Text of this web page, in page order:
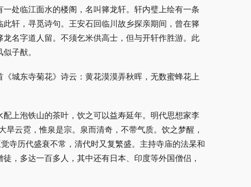
处临江面水的楼阁，名叫箨龙轩。轩内璧上绘有一条
轩，寻觅诗句。王安石回临川故乡探亲期间，曾在箨
名字道人留。不须乞米供高士，但与开轩作胜游。此
子猷。
城东寺菊花》诗云：黄花漠漠弄秋晖，无数蜜蜂花上
上泡铁山的茶叶，饮之可以益寿延年。明代思想家李
云霓，惟泉是宗。泉而清奇，不带气质。饮之梦醒，
寺历代盛衰不常，清代时又复繁盛。主持寺庙的法杲和
，多达一百多人，其中还有日本、印度等外国僧侣，